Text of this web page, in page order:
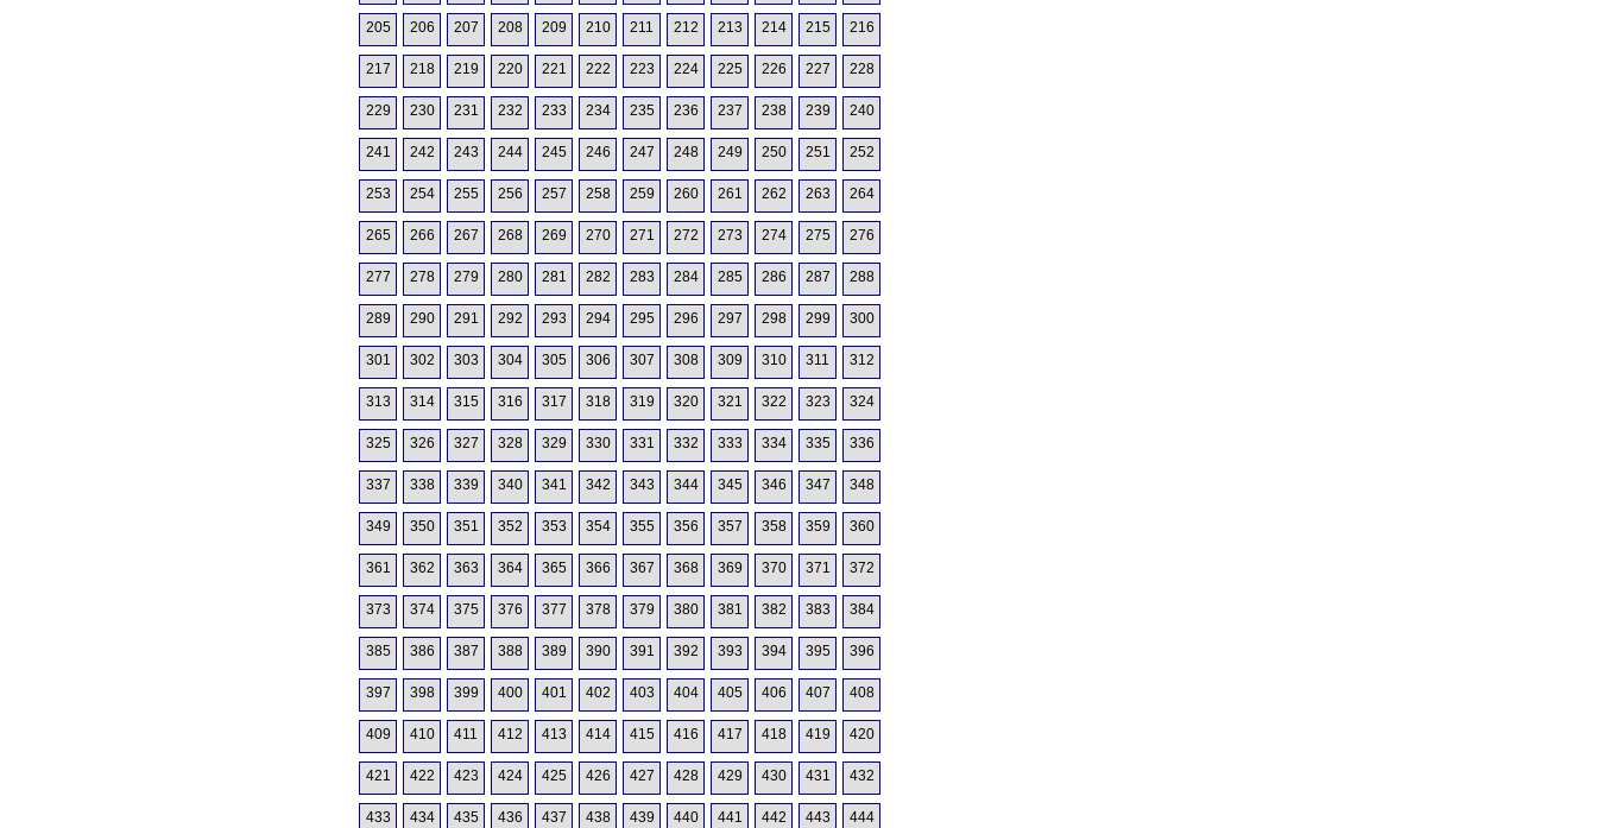
205 206 207 208 209 210 211 212 213 214 215 216
217 218 219 220 221 222 223 224 225 226 227 228
229 230 231 232 233 234 235 236 237 238 239 240
241 242 243 244 245 246 247 248 249 250 251 252
253 254 255 256 257 258 259 260 261 262 263 264
265 266 267 268 269 270 271 272 273 274 275 276
277 278 279 280 281 282 283 284 285 286 287 288
289 290 291 292 293 294 295 296 297 298 299 300
301 302 303 304 305 306 307 308 309 310 311 312
313 314 315 316 317 318 319 320 321 322 323 324
325 326 327 328 329 330 331 332 333 334 335 336
337 338 339 340 341 342 343 344 345 346 347 348
349 350 351 352 353 354 355 356 357 358 359 360
361 362 363 364 365 366 367 368 369 370 371 372
373 374 375 376 377 378 379 380 381 382 383 384
385 386 387 388 389 390 391 392 393 394 395 396
397 398 399 400 401 402 403 404 405 406 407 408
409 410 411 412 413 414 415 416 417 418 419 420
421 422 423 424 425 426 427 428 429 430 431 432
433 434 435 436 437 438 439 440 441 442 443 444